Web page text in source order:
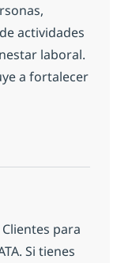
actividades
laboral.
a fortalecer
para
Si tienes